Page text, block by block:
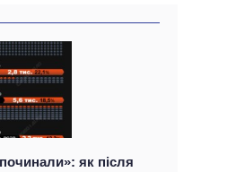
як після